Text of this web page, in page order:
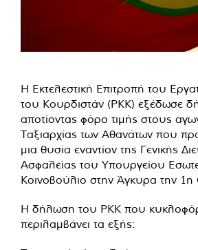
Η Εκτελεστική Επιτροπή του
του Κουρδιστάν (PKK) εξέδωσε
αποτίοντας φόρο τιμής στους
Ταξιαρχίας των Αθανάτων που
μια θυσία εναντίον της Γενικής
Ασφαλείας του Υπουργείου
Κοινοβούλιο στην Άγκυρα την 1η
Η δήλωση του PKK που
περιλαμβάνει τα εξής: